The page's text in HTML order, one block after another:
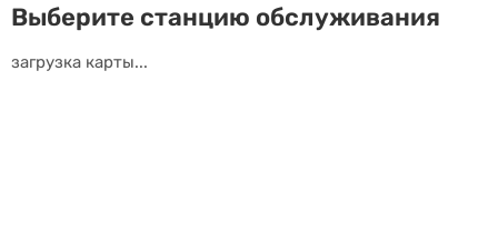
Выберите станцию обслуживания
загрузка карты...